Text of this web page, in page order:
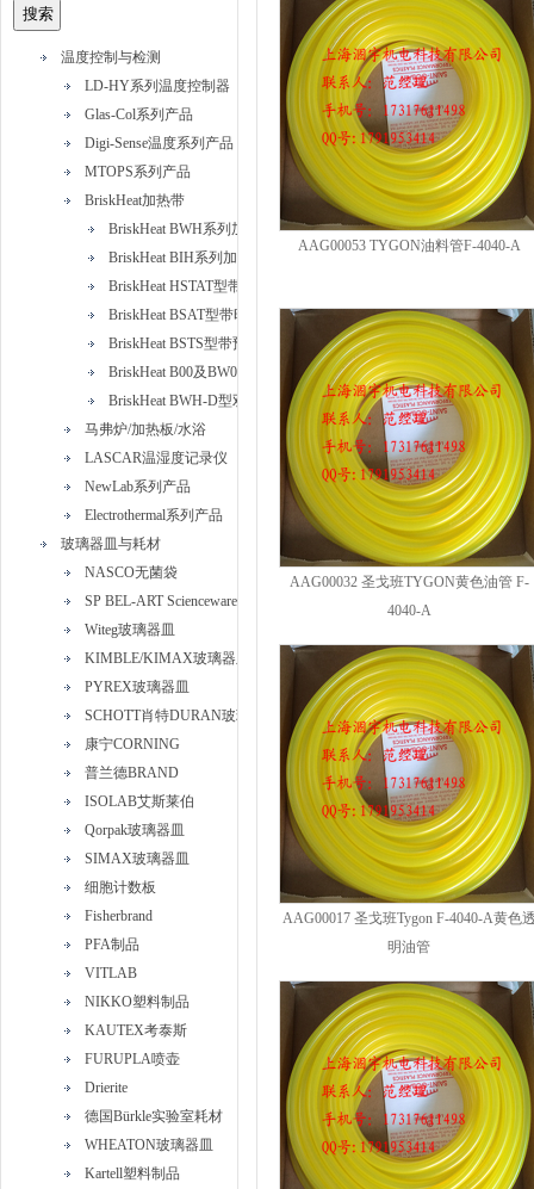
温度控制与检测
LD-HY系列温度控制器
Glas-Col系列产品
Digi-Sense温度系列产品
MTOPS系列产品
BriskHeat加热带
BriskHeat BWH系列加热带
BriskHeat BIH系列加热带
BriskHeat BSAT型带时间比例控制器硅橡胶加热带
BriskHeat BSTS型带预设恒温器硅橡胶加热带
BriskHeat B00及BW0型标准绝缘加热带
BriskHeat BWH-D型双加热元件加热带
马弗炉/加热板/水浴
LASCAR温湿度记录仪
NewLab系列产品
Electrothermal系列产品
玻璃器皿与耗材
NASCO无菌袋
SP BEL-ART Scienceware
Witeg玻璃器皿
KIMBLE/KIMAX玻璃器皿
PYREX玻璃器皿
SCHOTT肖特DURAN玻璃器皿
康宁CORNING
普兰德BRAND
ISOLAB艾斯莱伯
Qorpak玻璃器皿
SIMAX玻璃器皿
细胞计数板
Fisherbrand
PFA制品
VITLAB
NIKKO塑料制品
KAUTEX考泰斯
FURUPLA喷壶
Drierite
德国Bürkle实验室耗材
WHEATON玻璃器皿
Kartell塑料制品
AAG00053 TYGON油料管F-4040-A
AAG00032 圣戈班TYGON黄色油管 F-
4040-A
AAG00017 圣戈班Tygon F-4040-A黄色
明油管